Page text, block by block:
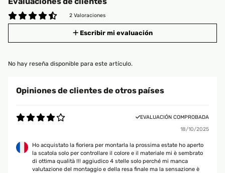
2 Valoraciones
Escribir mi evaluación
No hay reseña disponible para este artículo.
Opiniones de clientes de otros países
EVALUACIÓN COMPROBADA
18/10/2025
Ho acquistato la fioriera per montarla la prossima estate ho aperto
la scatola solo per controllare il colore e il materiale mi è sembrato
di ottima qualità !!! aggiudico 4 stelle solo perché mi manca
valutazione del montaggio e della resa finale ma la sensazione è